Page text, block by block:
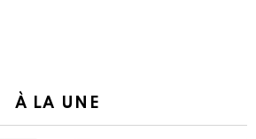
À LA UNE